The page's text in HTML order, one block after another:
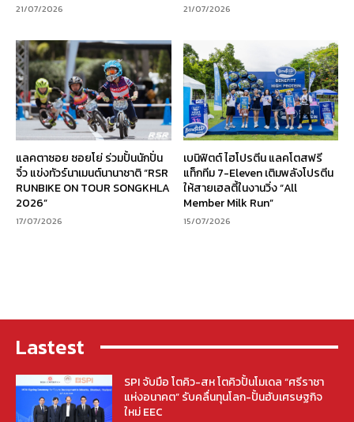
21/07/2026 21/07/2026
แลคตาซอย ซอยโย่ ร่วมปั้นนักปั่น
จิ๋ว แข่งทัวร์นาเมนต์นานาชาติ “RSR
RUNBIKE ON TOUR SONGKHLA
2026”
17/07/2026
เบนิฟิตต์ ไฮโปรตีน แลคโตสฟรี
แท็กทีม 7-Eleven เติมพลังโปรตีน
ให้สายเฮลตี้ในงานวิ่ง “All
Member Milk Run”
15/07/2026
Lastest
SPI จับมือ โตคิว-สห โตคิวปั้นโมเดล “ศรีราชา
แห่งอนาคต” รับคลื่นทุนโลก-ปั้นฮับเศรษฐกิจ
ใหม่ EEC